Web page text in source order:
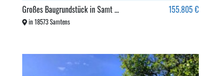
Großes Baugrundstück in Samt ... 155.805 €
in 18573 Samtens